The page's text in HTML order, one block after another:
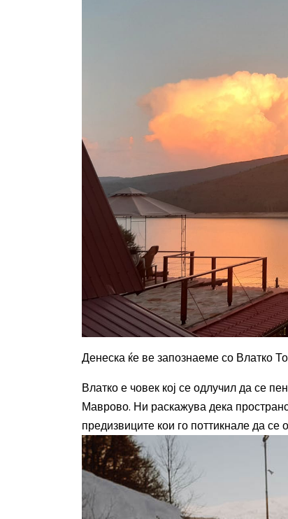
Денеска ќе ве запознаеме со Влатко
Влатко е човек кој се одлучил да се
Маврово. Ни раскажува дека
предизвиците кои го поттикнале да